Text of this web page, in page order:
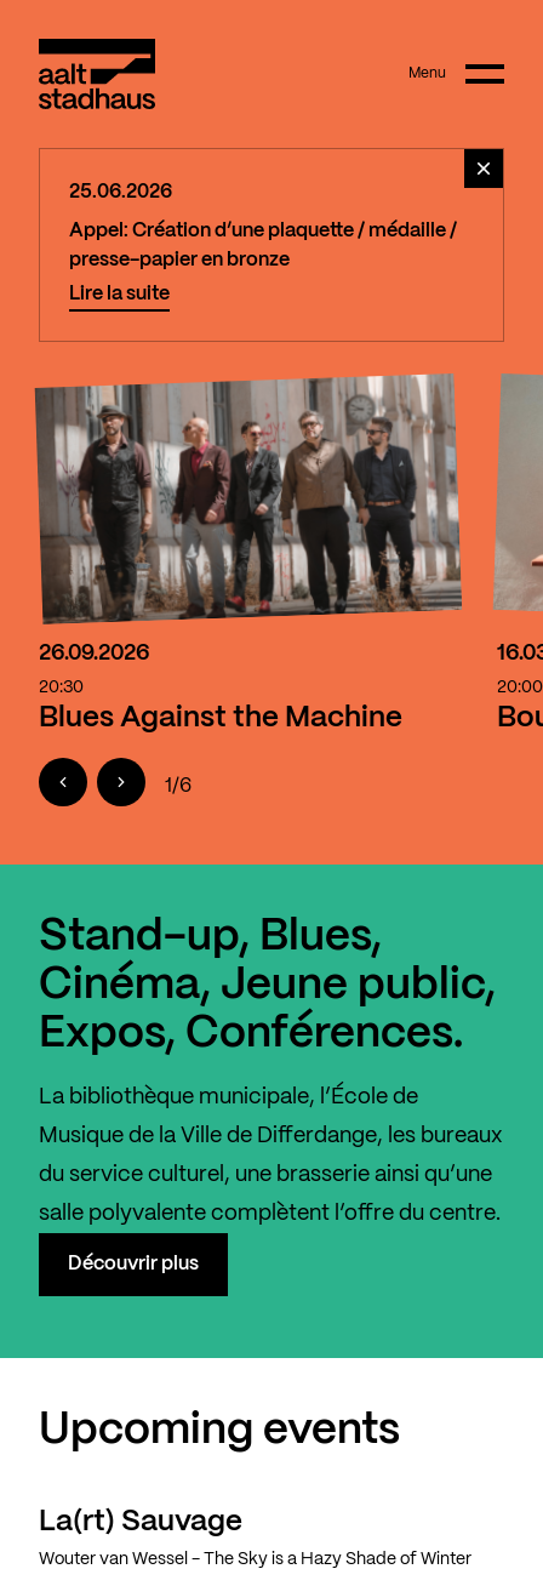
Main content Menu
25.06.2026
Appel: Création d’une plaquette / médaille /
presse-papier en bronze
Lire la suite
Blues Against the Machine
26.09.2026
20:30 20:00
1/6
Stand-up, Blues,
Cinéma, Jeune public,
Expos, Conférences.
La bibliothèque municipale, l’École de
Musique de la Ville de Differdange, les bureaux
du service culturel, une brasserie ainsi qu’une
salle polyvalente complètent l’offre du centre.
Découvrir plus
Upcoming events
La(rt) Sauvage
Wouter van Wessel - The Sky is a Hazy Shade of Winter